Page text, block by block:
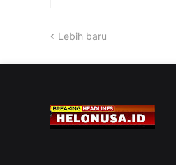
Lebih baru